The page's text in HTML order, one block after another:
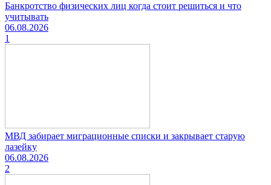
Банкротство физических лиц когда стоит решиться и что
учитывать
06.08.2026
1
МВД забирает миграционные списки и закрывает старую
лазейку
06.08.2026
2